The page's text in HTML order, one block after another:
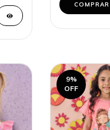
COMPRAR
9%
OFF